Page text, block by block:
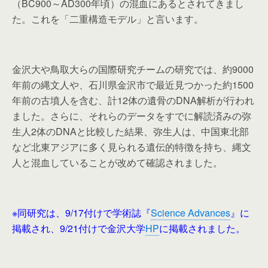
（BC900～AD300年頃）の混血にあるとされてきまし
た。これを「二重構造モデル」と言います。
金沢大や鳥取大らの国際研究チームの研究では、約9000
年前の縄文人や、石川県金沢市で最近見つかった約1500
年前の古墳人を含む、計12体の遺骨のDNA解析が行われ
ました。さらに、それらのデータをすでに解読済みの弥
生人2体のDNAと比較した結果、弥生人は、中国東北部
など北東アジアに多く見られる遺伝的特徴を持ち、縄文
人と混血していることが改めて確認されました。
※同研究は、9/17付けで学術誌『Science Advances』に
掲載され、9/21付けで金沢大学HPに掲載されました。